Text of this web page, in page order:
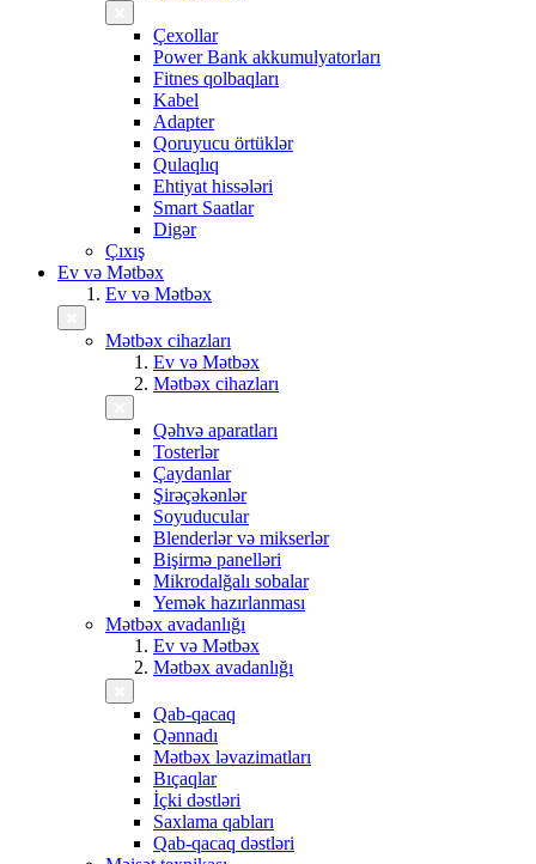
Çexollar
Power Bank akkumulyatorları
Fitnes qolbaqları
Kabel
Adapter
Qoruyucu örtüklər
Qulaqlıq
Ehtiyat hissələri
Smart Saatlar
Digər
Çıxış
Ev və Mətbəx
Ev və Mətbəx
Mətbəx cihazları
Ev və Mətbəx
Mətbəx cihazları
Qəhvə aparatları
Tosterlər
Çaydanlar
Şirəçəkənlər
Soyuducular
Blenderlər və mikserlər
Bişirmə panelləri
Mikrodalğalı sobalar
Yemək hazırlanması
Mətbəx avadanlığı
Ev və Mətbəx
Mətbəx avadanlığı
Qab-qacaq
Qənnadı
Mətbəx ləvazimatları
Bıçaqlar
İçki dəstləri
Saxlama qabları
Qab-qacaq dəstləri